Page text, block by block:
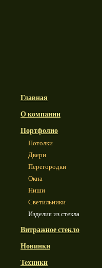
Главная
О компании
Портфолио
Потолки
Двери
Перегородки
Окна
Ниши
Светильники
Изделия из стекла
Витражное стекло
Новинки
Техники